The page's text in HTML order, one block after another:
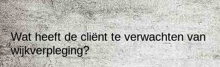
Wat heeft de cliënt te verwachten van
wijkverpleging?